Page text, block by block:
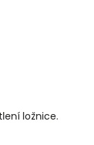
ložnice.